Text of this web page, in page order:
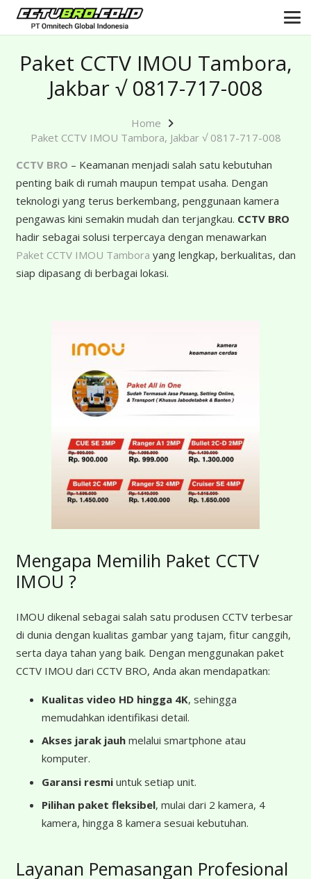
Paket CCTV IMOU Tambora,
Jakbar √ 0817-717-008
Home
Paket CCTV IMOU Tambora, Jakbar √ 0817-717-008
CCTV BRO – Keamanan menjadi salah satu kebutuhan
penting baik di rumah maupun tempat usaha. Dengan
teknologi yang terus berkembang, penggunaan kamera
pengawas kini semakin mudah dan terjangkau. CCTV BRO
hadir sebagai solusi terpercaya dengan menawarkan
Paket CCTV IMOU Tambora yang lengkap, berkualitas, dan
siap dipasang di berbagai lokasi.
Mengapa Memilih Paket CCTV
IMOU ?
IMOU dikenal sebagai salah satu produsen CCTV terbesar
di dunia dengan kualitas gambar yang tajam, fitur canggih,
serta daya tahan yang baik. Dengan menggunakan paket
CCTV IMOU dari CCTV BRO, Anda akan mendapatkan:
Kualitas video HD hingga 4K, sehingga
memudahkan identifikasi detail.
Akses jarak jauh melalui smartphone atau
komputer.
Garansi resmi untuk setiap unit.
Pilihan paket fleksibel, mulai dari 2 kamera, 4
kamera, hingga 8 kamera sesuai kebutuhan.
Layanan Pemasangan Profesional